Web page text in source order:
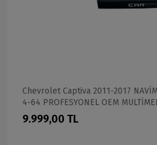
Chevrolet Captiva 2011-2017
4-64 PROFESYONEL OEM
9.999,00 TL